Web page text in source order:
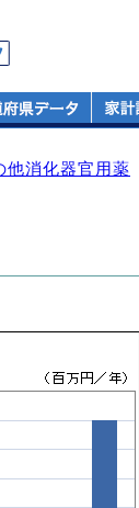
他消化器官用薬